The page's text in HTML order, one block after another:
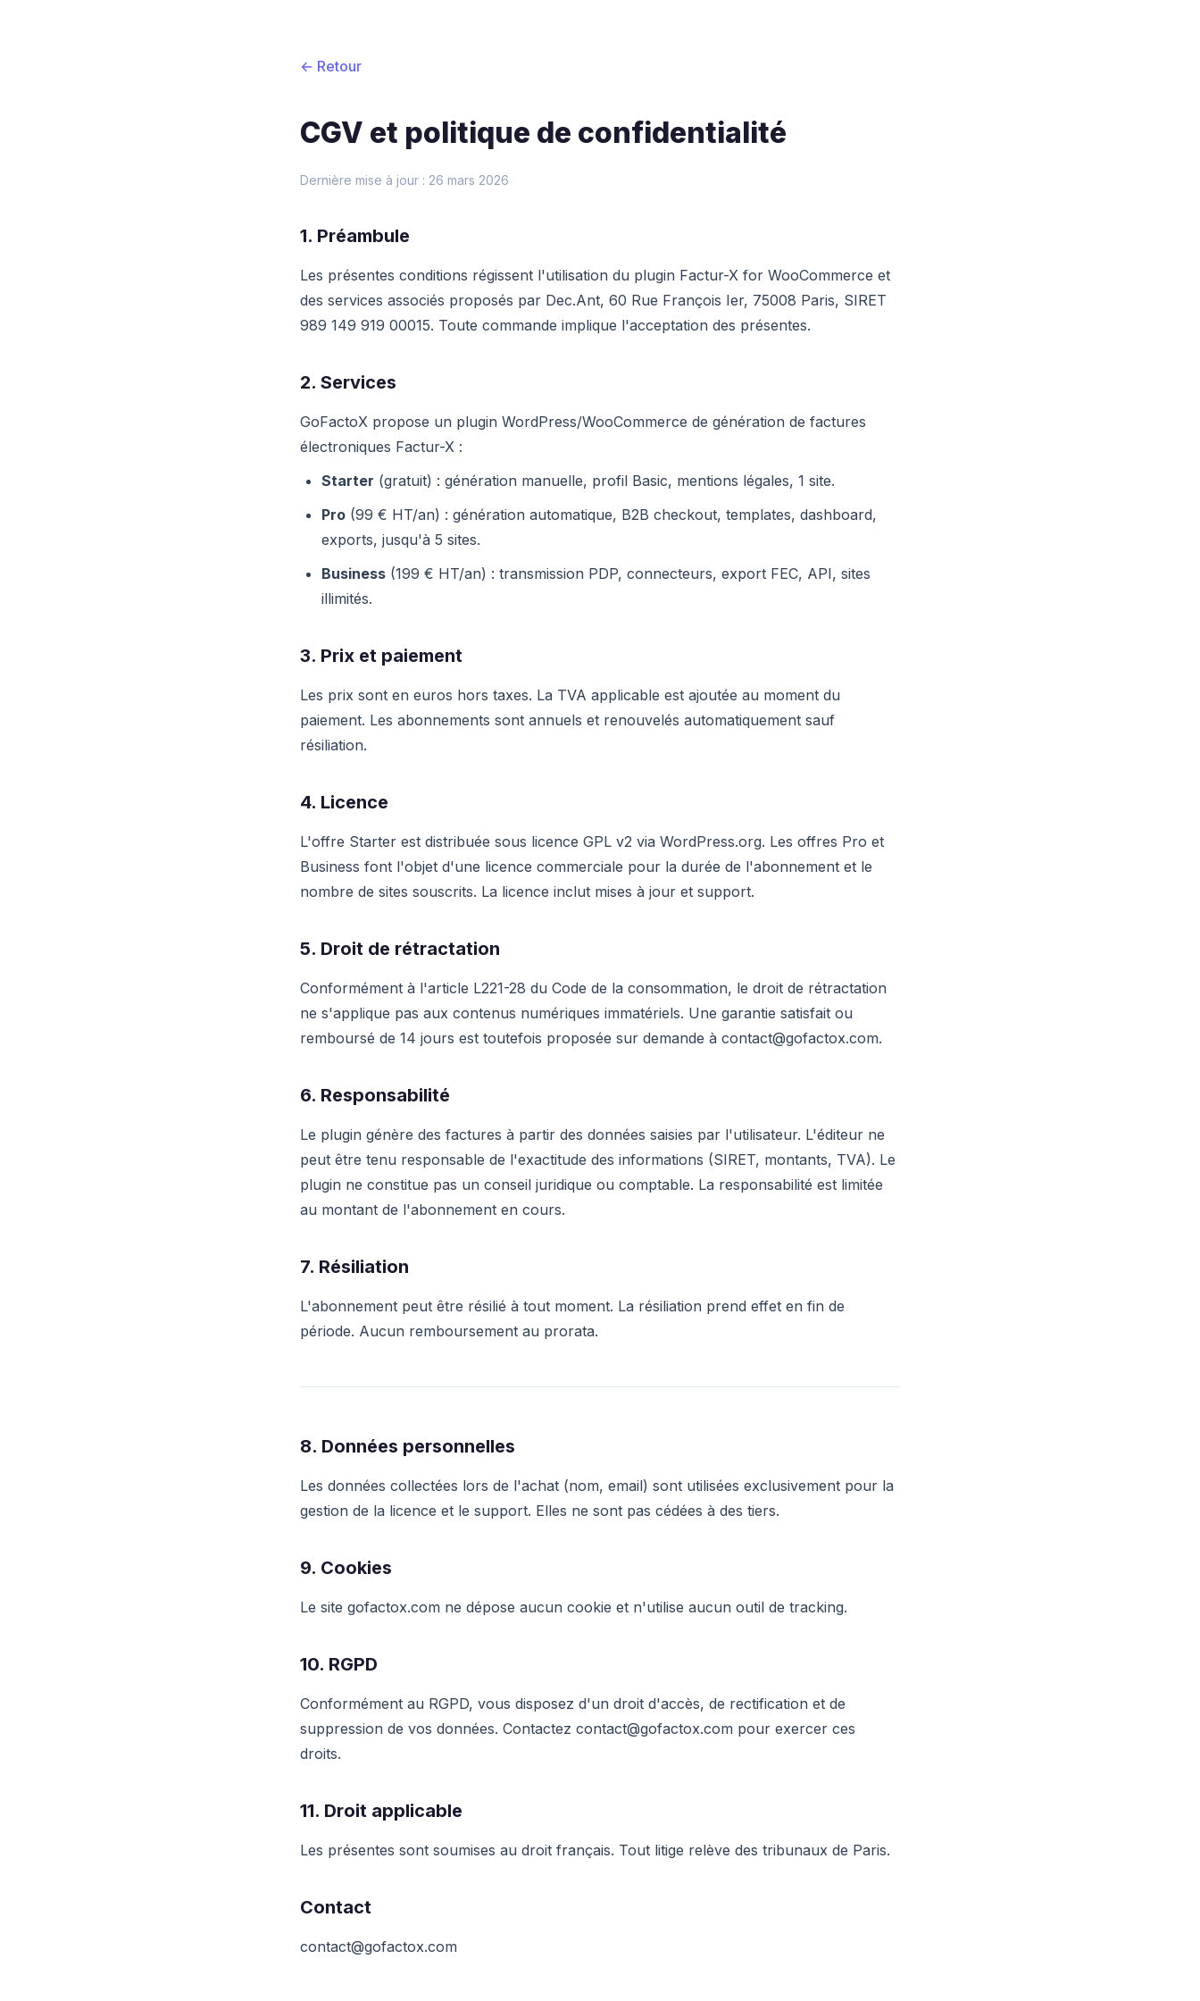
← Retour
CGV et politique de confidentialité
Dernière mise à jour : 26 mars 2026
1. Préambule
Les présentes conditions régissent l'utilisation du plugin Factur-X for WooCommerce et
des services associés proposés par Dec.Ant, 60 Rue François Ier, 75008 Paris, SIRET
989 149 919 00015. Toute commande implique l'acceptation des présentes.
2. Services
GoFactoX propose un plugin WordPress/WooCommerce de génération de factures
électroniques Factur-X :
Starter (gratuit) : génération manuelle, profil Basic, mentions légales, 1 site.
Pro (99 € HT/an) : génération automatique, B2B checkout, templates, dashboard,
exports, jusqu'à 5 sites.
Business (199 € HT/an) : transmission PDP, connecteurs, export FEC, API, sites
illimités.
3. Prix et paiement
Les prix sont en euros hors taxes. La TVA applicable est ajoutée au moment du
paiement. Les abonnements sont annuels et renouvelés automatiquement sauf
résiliation.
4. Licence
L'offre Starter est distribuée sous licence GPL v2 via WordPress.org. Les offres Pro et
Business font l'objet d'une licence commerciale pour la durée de l'abonnement et le
nombre de sites souscrits. La licence inclut mises à jour et support.
5. Droit de rétractation
Conformément à l'article L221-28 du Code de la consommation, le droit de rétractation
ne s'applique pas aux contenus numériques immatériels. Une garantie satisfait ou
remboursé de 14 jours est toutefois proposée sur demande à contact@gofactox.com.
6. Responsabilité
Le plugin génère des factures à partir des données saisies par l'utilisateur. L'éditeur ne
peut être tenu responsable de l'exactitude des informations (SIRET, montants, TVA). Le
plugin ne constitue pas un conseil juridique ou comptable. La responsabilité est limitée
au montant de l'abonnement en cours.
7. Résiliation
L'abonnement peut être résilié à tout moment. La résiliation prend effet en fin de
période. Aucun remboursement au prorata.
8. Données personnelles
Les données collectées lors de l'achat (nom, email) sont utilisées exclusivement pour la
gestion de la licence et le support. Elles ne sont pas cédées à des tiers.
9. Cookies
Le site gofactox.com ne dépose aucun cookie et n'utilise aucun outil de tracking.
10. RGPD
Conformément au RGPD, vous disposez d'un droit d'accès, de rectification et de
suppression de vos données. Contactez contact@gofactox.com pour exercer ces
droits.
11. Droit applicable
Les présentes sont soumises au droit français. Tout litige relève des tribunaux de Paris.
Contact
contact@gofactox.com